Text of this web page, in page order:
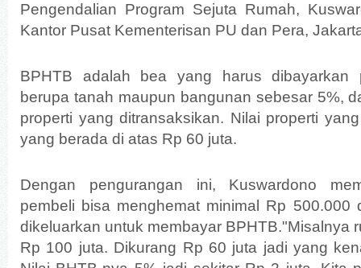
Pengendalian Program Sejuta Rumah,
Kantor Pusat Kementerisan PU dan Pera,
BPHTB adalah bea yang harus dibayarkan
berupa tanah maupun bangunan sebesar 5%,
properti yang ditransaksikan. Nilai properti
yang berada di atas Rp 60 juta.
Dengan pengurangan ini, Kuswardono
pembeli bisa menghemat minimal Rp 500.000
dikeluarkan untuk membayar BPHTB."Misalnya
Rp 100 juta. Dikurang Rp 60 juta jadi yang